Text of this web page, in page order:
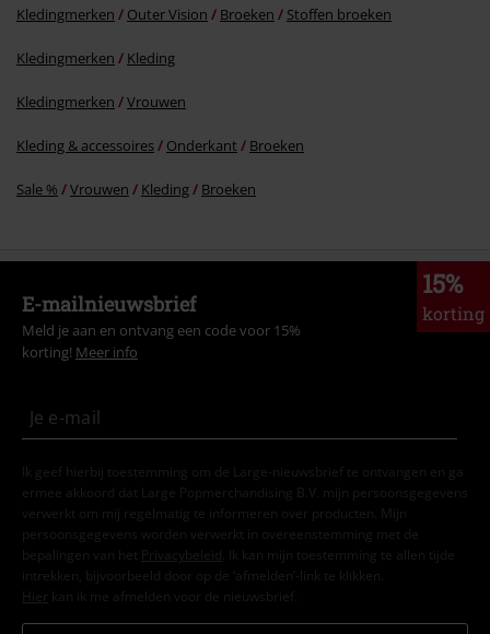
Kledingmerken Outer Vision Broeken Stoffen broeken
Kledingmerken Kleding
Kledingmerken Vrouwen
Kleding & accessoires Onderkant Broeken
Sale % Vrouwen Kleding Broeken
15%
korting
E-mailnieuwsbrief
Meld je aan en ontvang een code voor 15%
korting! Meer info
Ik geef hierbij toestemming om de Large-nieuwsbrief te ontvangen en ga
ermee akkoord dat Large Popmerchandising B.V. mijn persoonsgegevens
verwerkt om mij regelmatig te informeren over producten. Mijn
persoonsgegevens worden verwerkt in overeenstemming met de
bepalingen van het
Privacybeleid . Ik kan mijn toestemming te allen tijde
intrekken, bijvoorbeeld door op de ‘afmelden’-link te klikken.
Hier kan ik me afmelden voor de nieuwsbrief.